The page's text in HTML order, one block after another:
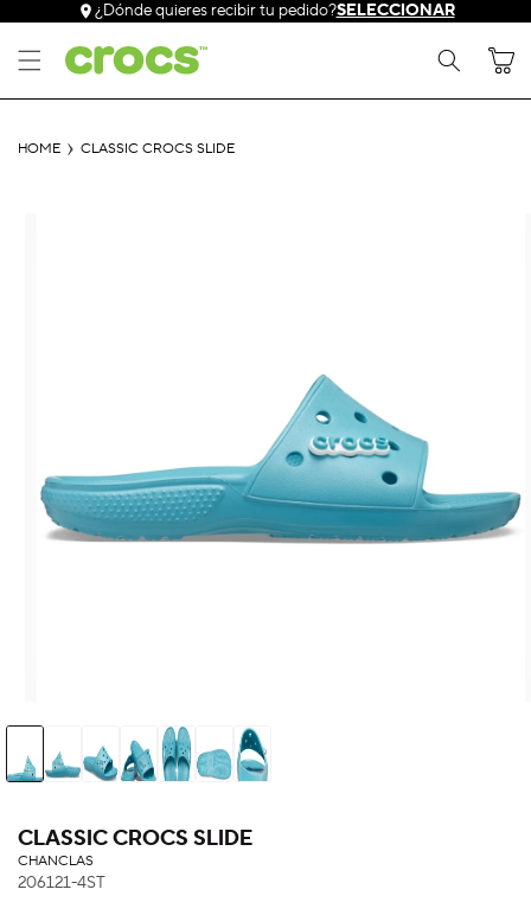
directamente
al contenido
¿Dónde quieres recibir tu pedido?SELECCIONAR
Carrito
HOME CLASSIC CROCS SLIDE
CLASSIC CROCS SLIDE
CHANCLAS
206121-4ST